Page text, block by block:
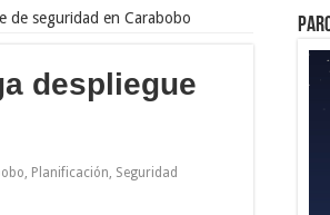
de seguridad en Carabobo
despliegue
Planificación Seguridad